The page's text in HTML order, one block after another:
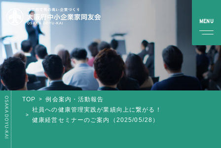
TOP
例会案内・活動報告
社員への健康管理実践が業績向上に繋がる！
健康経営セミナーのご案内（2025/05/28）
OSAKA DOYU-KAI